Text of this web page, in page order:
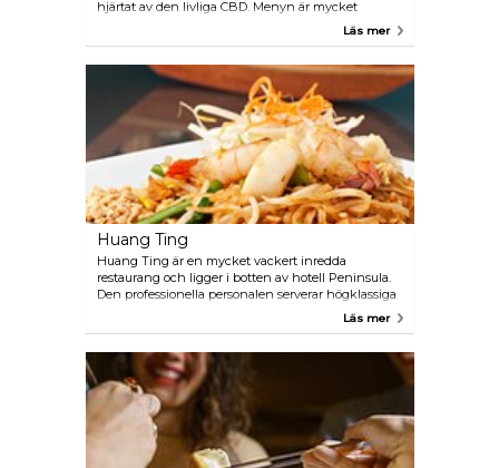
hjärtat av den livliga CBD. Menyn är mycket
varierande, från klassiska italienska rätter såsom
minipizzor. Restaurangen är öppet för både lunch
och middag och serverar mat för rimliga priser.
Läs mer
Huang Ting
Huang Ting är en mycket vackert inredda
restaurang och ligger i botten av hotell Peninsula.
Den professionella personalen serverar högklassiga
Kantonesiska maträtter som dim sum (små
Peking ankan. Priset är lite högre än de andra
restaurangerna i området men väl värt pengarna.
Läs mer